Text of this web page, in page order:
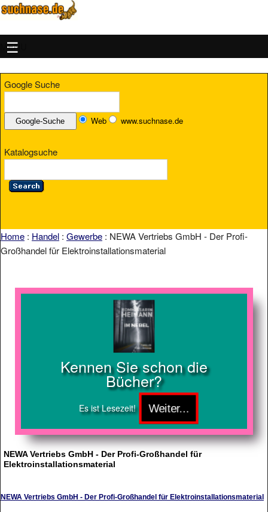
MENU
Google Suche
Web www.suchnase.de
Katalogsuche
Home : Handel : Gewerbe : NEWA Vertriebs GmbH - Der Profi-
Großhandel für Elektroinstallationsmaterial
Kennen Sie schon die
Bücher?
Es ist Lesezeit!
NEWA Vertriebs GmbH - Der Profi-Großhandel für
Elektroinstallationsmaterial
NEWA Vertriebs GmbH - Der Profi-Großhandel für Elektroinstallationsmaterial